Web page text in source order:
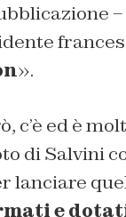
».
c’è ed è
di Salvini
lanciare
e